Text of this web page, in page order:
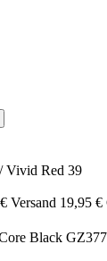
Vivid Red 39
Versand 19,95 €
Black